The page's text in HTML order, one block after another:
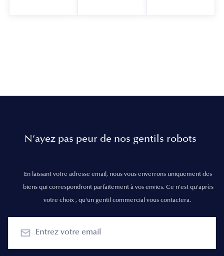
N’ayez pas peur de nos gentils robots
En laissant votre adresse email, nous vous enverrons uniquement des
biens qui correspondront parfaitement à vos envies. Ce n'est qu'après
votre choix , qu'un gentil commercial vous contactera.